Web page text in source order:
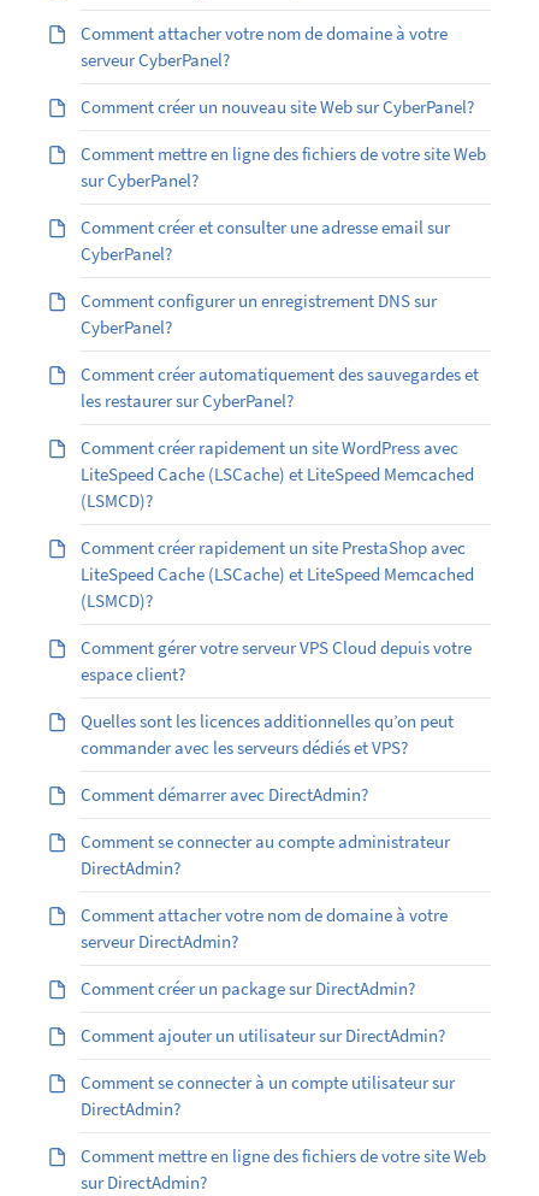
Comment attacher votre nom de domaine à votre
serveur CyberPanel?
Comment créer un nouveau site Web sur CyberPanel?
Comment mettre en ligne des fichiers de votre site Web
sur CyberPanel?
Comment créer et consulter une adresse email sur
CyberPanel?
Comment configurer un enregistrement DNS sur
CyberPanel?
Comment créer automatiquement des sauvegardes et
les restaurer sur CyberPanel?
Comment créer rapidement un site WordPress avec
LiteSpeed Cache (LSCache) et LiteSpeed Memcached
(LSMCD)?
Comment créer rapidement un site PrestaShop avec
LiteSpeed Cache (LSCache) et LiteSpeed Memcached
(LSMCD)?
Comment gérer votre serveur VPS Cloud depuis votre
espace client?
Quelles sont les licences additionnelles qu’on peut
commander avec les serveurs dédiés et VPS?
Comment démarrer avec DirectAdmin?
Comment se connecter au compte administrateur
DirectAdmin?
Comment attacher votre nom de domaine à votre
serveur DirectAdmin?
Comment créer un package sur DirectAdmin?
Comment ajouter un utilisateur sur DirectAdmin?
Comment se connecter à un compte utilisateur sur
DirectAdmin?
Comment mettre en ligne des fichiers de votre site Web
sur DirectAdmin?